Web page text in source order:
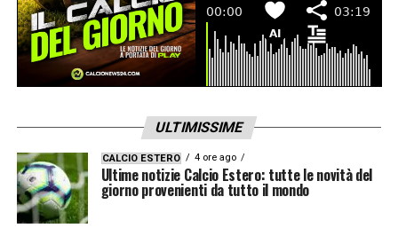
ULTIMISSIME
CALCIO ESTERO 4 ore ago
Ultime notizie Calcio Estero: tutte le novità del
giorno provenienti da tutto il mondo